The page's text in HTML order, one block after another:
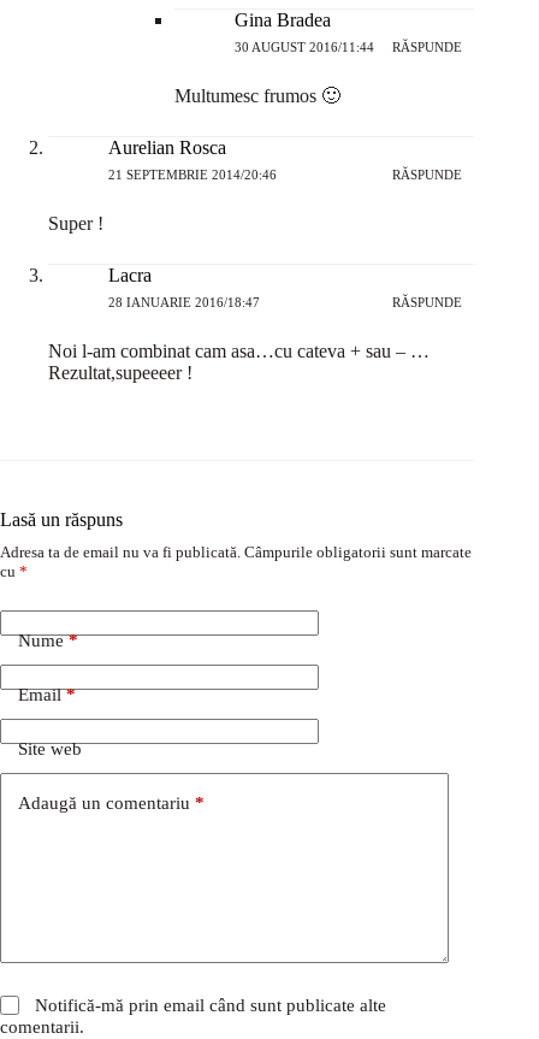
Gina Bradea
30 AUGUST 2016/11:44 RĂSPUNDE
Multumesc frumos 🙂
Aurelian Rosca
21 SEPTEMBRIE 2014/20:46 RĂSPUNDE
Super !
Lacra
28 IANUARIE 2016/18:47 RĂSPUNDE
Noi l-am combinat cam asa…cu cateva + sau – …
Rezultat,supeeeer !
Lasă un răspuns
Adresa ta de email nu va fi publicată. Câmpurile obligatorii sunt marcate
cu *
Nume*
Email*
Site web
Adaugă un comentariu *
Notifică-mă prin email când sunt publicate alte
comentarii.